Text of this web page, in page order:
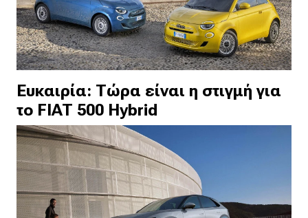
Ευκαιρία: Τώρα είναι η στιγμή για
το FIAT 500 Hybrid